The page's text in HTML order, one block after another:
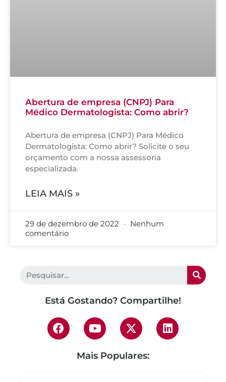
Abertura de empresa (CNPJ) Para
Médico Dermatologista: Como abrir?
Abertura de empresa (CNPJ) Para Médico
Dermatologista: Como abrir? Solicite o seu
orçamento com a nossa assessoria
especializada.
LEIA MAIS »
29 de dezembro de 2022
Nenhum
comentário
Está Gostando? Compartilhe!
Mais Populares: